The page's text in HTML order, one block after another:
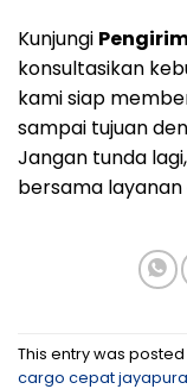
Kunjungi
konsultasikan
kami siap
sampai tujuan
Jangan tunda
bersama
This entry was posted
cargo cepat